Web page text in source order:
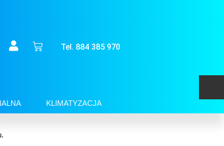
Tel. 884 385 970
KLIMATYZACJA